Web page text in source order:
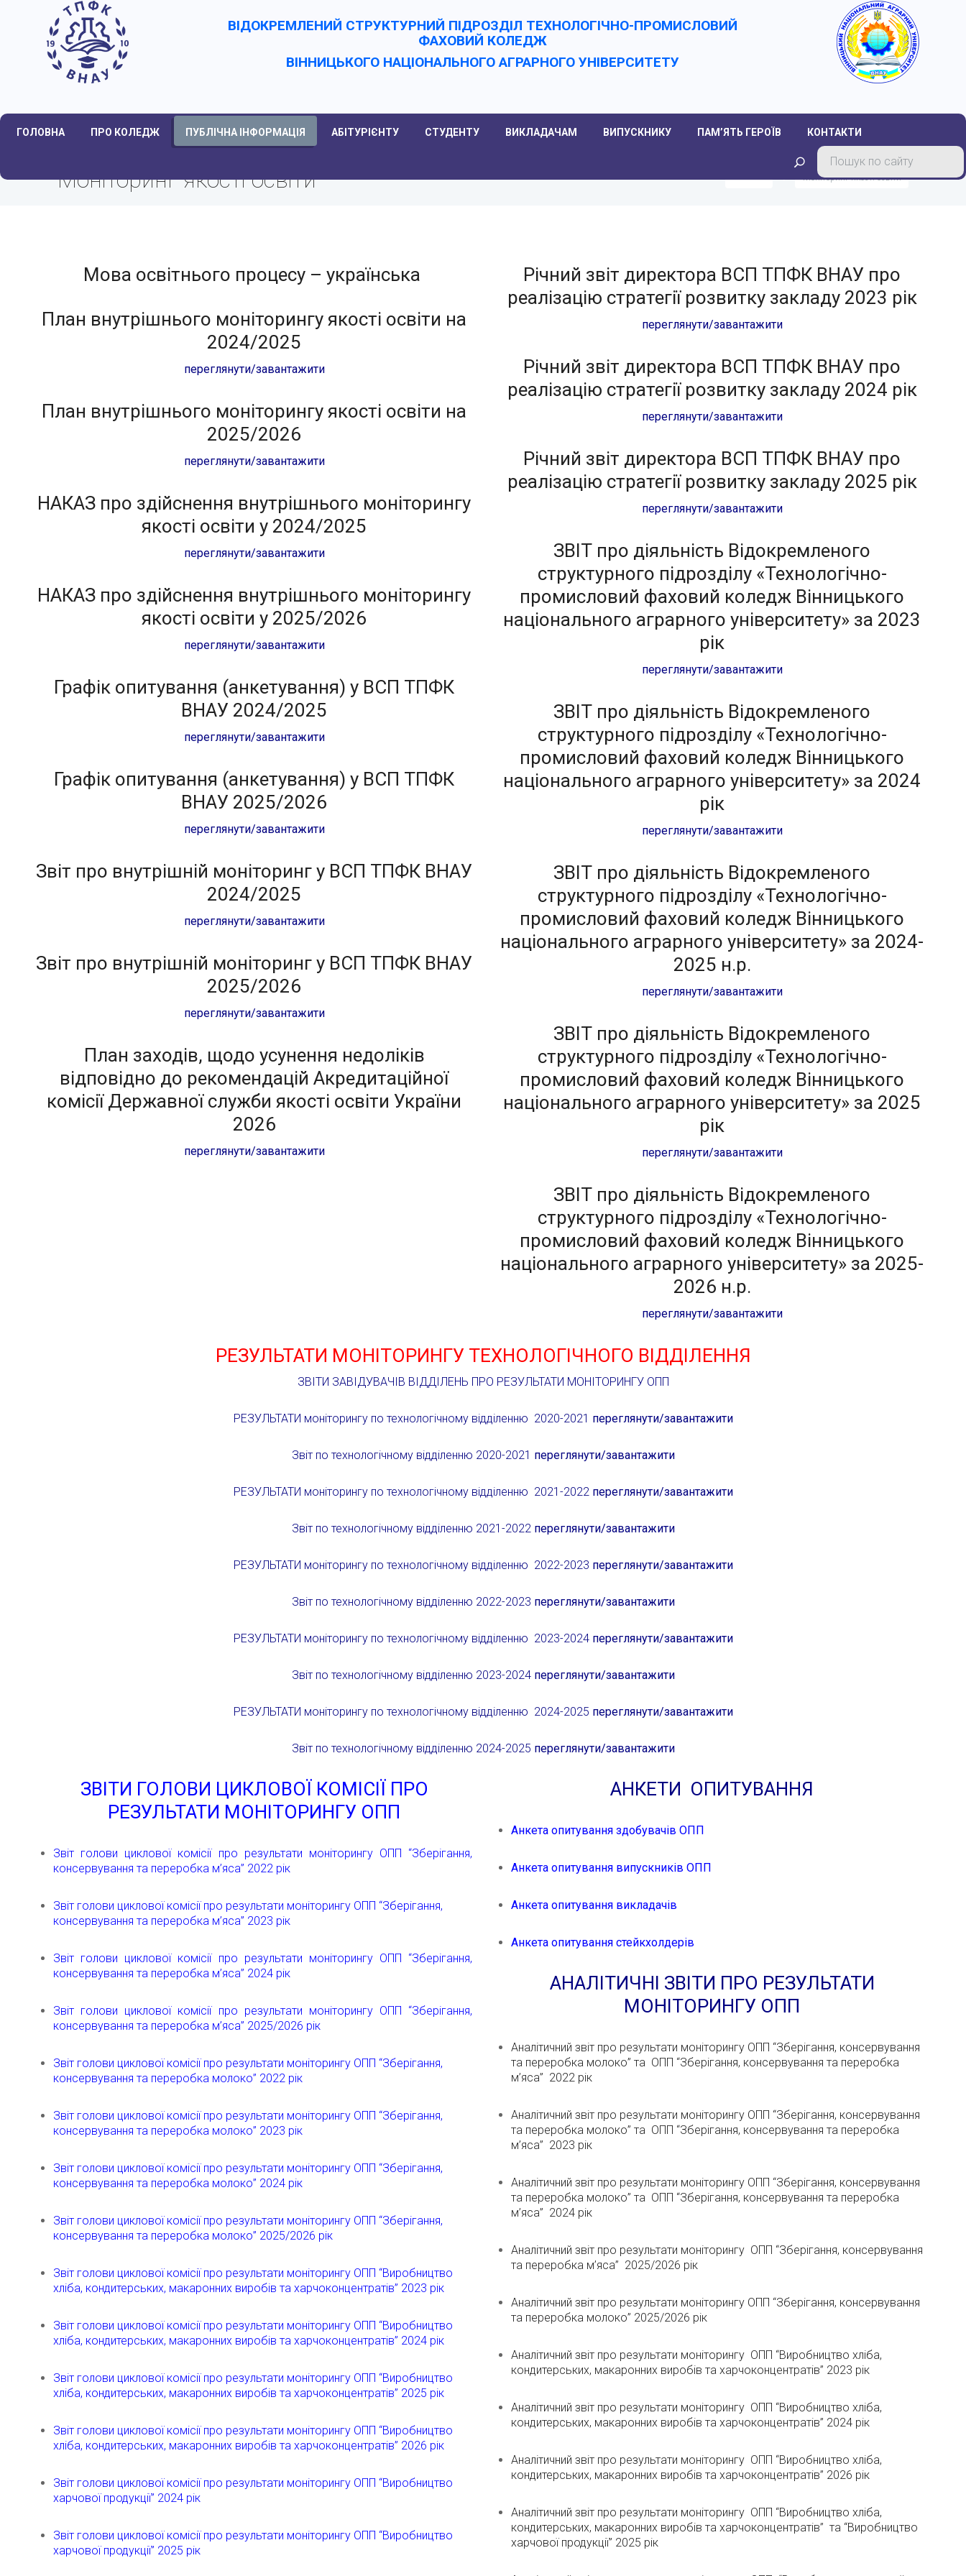
ВІДОКРЕМЛЕНИЙ СТРУКТУРНИЙ ПІДРОЗДІЛ ТЕХНОЛОГІЧНО-ПРОМИСЛОВИЙ
ФАХОВИЙ КОЛЕДЖ
ВІННИЦЬКОГО НАЦІОНАЛЬНОГО АГРАРНОГО УНІВЕРCИТЕТУ
ГОЛОВНА ПРО КОЛЕДЖ ПУБЛІЧНА ІНФОРМАЦІЯ АБІТУРІЄНТУ СТУДЕНТУ ВИКЛАДАЧАМ ВИПУСКНИКУ ПАМ’ЯТЬ ГЕРОЇВ КОНТАКТИ
Головна Моніторинг якості освіти
Моніторинг якості освіти
Мова освітнього процесу – українська
План внутрішнього моніторингу якості освіти на
2024/2025
переглянути/завантажити
План внутрішнього моніторингу якості освіти на
2025/2026
переглянути/завантажити
НАКАЗ про здійснення внутрішнього моніторингу
якості освіти у 2024/2025
переглянути/завантажити
НАКАЗ про здійснення внутрішнього моніторингу
якості освіти у 2025/2026
переглянути/завантажити
Графік опитування (анкетування) у ВСП ТПФК
ВНАУ 2024/2025
переглянути/завантажити
Графік опитування (анкетування) у ВСП ТПФК
ВНАУ 2025/2026
переглянути/завантажити
Звіт про внутрішній моніторинг у ВСП ТПФК ВНАУ
2024/2025
переглянути/завантажити
Звіт про внутрішній моніторинг у ВСП ТПФК ВНАУ
2025/2026
переглянути/завантажити
План заходів, щодо усунення недоліків
відповідно до рекомендацій Акредитаційної
комісії Державної служби якості освіти України
2026
переглянути/завантажити
Річний звіт директора ВСП ТПФК ВНАУ про
реалізацію стратегії розвитку закладу 2023 рік
переглянути/завантажити
Річний звіт директора ВСП ТПФК ВНАУ про
реалізацію стратегії розвитку закладу 2024 рік
переглянути/завантажити
Річний звіт директора ВСП ТПФК ВНАУ про
реалізацію стратегії розвитку закладу 2025 рік
переглянути/завантажити
ЗВІТ про діяльність Відокремленого
структурного підрозділу «Технологічно-
промисловий фаховий коледж Вінницького
національного аграрного університету» за 2023
рік
переглянути/завантажити
ЗВІТ про діяльність Відокремленого
структурного підрозділу «Технологічно-
промисловий фаховий коледж Вінницького
національного аграрного університету» за 2024
рік
переглянути/завантажити
ЗВІТ про діяльність Відокремленого
структурного підрозділу «Технологічно-
промисловий фаховий коледж Вінницького
національного аграрного університету» за 2024-
2025 н.р.
переглянути/завантажити
ЗВІТ про діяльність Відокремленого
структурного підрозділу «Технологічно-
промисловий фаховий коледж Вінницького
національного аграрного університету» за 2025
рік
переглянути/завантажити
ЗВІТ про діяльність Відокремленого
структурного підрозділу «Технологічно-
промисловий фаховий коледж Вінницького
національного аграрного університету» за 2025-
2026 н.р.
переглянути/завантажити
РЕЗУЛЬТАТИ МОНІТОРИНГУ ТЕХНОЛОГІЧНОГО ВІДДІЛЕННЯ
ЗВІТИ ЗАВІДУВАЧІВ ВІДДІЛЕНЬ ПРО РЕЗУЛЬТАТИ МОНІТОРИНГУ ОПП
РЕЗУЛЬТАТИ моніторингу по технологічному відділенню 2020-2021 переглянути/завантажити
Звіт по технологічному відділенню 2020-2021 переглянути/завантажити
РЕЗУЛЬТАТИ моніторингу по технологічному відділенню 2021-2022 переглянути/завантажити
Звіт по технологічному відділенню 2021-2022 переглянути/завантажити
РЕЗУЛЬТАТИ моніторингу по технологічному відділенню 2022-2023 переглянути/завантажити
Звіт по технологічному відділенню 2022-2023 переглянути/завантажити
РЕЗУЛЬТАТИ моніторингу по технологічному відділенню 2023-2024 переглянути/завантажити
Звіт по технологічному відділенню 2023-2024 переглянути/завантажити
РЕЗУЛЬТАТИ моніторингу по технологічному відділенню 2024-2025 переглянути/завантажити
Звіт по технологічному відділенню 2024-2025 переглянути/завантажити
ЗВІТИ ГОЛОВИ ЦИКЛОВОЇ КОМІСІЇ ПРО
РЕЗУЛЬТАТИ МОНІТОРИНГУ ОПП
Звіт голови циклової комісії про результати моніторингу ОПП “Зберігання,
консервування та переробка м’яса” 2022 рік
Звіт голови циклової комісії про результати моніторингу ОПП “Зберігання,
консервування та переробка м’яса” 2023 рік
Звіт голови циклової комісії про результати моніторингу ОПП “Зберігання,
консервування та переробка м’яса” 2024 рік
Звіт голови циклової комісії про результати моніторингу ОПП “Зберігання,
консервування та переробка м’яса” 2025/2026 рік
Звіт голови циклової комісії про результати моніторингу ОПП “Зберігання,
консервування та переробка молоко” 2022 рік
Звіт голови циклової комісії про результати моніторингу ОПП “Зберігання,
консервування та переробка молоко” 2023 рік
Звіт голови циклової комісії про результати моніторингу ОПП “Зберігання,
консервування та переробка молоко” 2024 рік
Звіт голови циклової комісії про результати моніторингу ОПП “Зберігання,
консервування та переробка молоко” 2025/2026 рік
Звіт голови циклової комісії про результати моніторингу ОПП “Виробництво
хліба, кондитерських, макаронних виробів та харчоконцентратів” 2023 рік
Звіт голови циклової комісії про результати моніторингу ОПП “Виробництво
хліба, кондитерських, макаронних виробів та харчоконцентратів” 2024 рік
Звіт голови циклової комісії про результати моніторингу ОПП “Виробництво
хліба, кондитерських, макаронних виробів та харчоконцентратів” 2025 рік
Звіт голови циклової комісії про результати моніторингу ОПП “Виробництво
хліба, кондитерських, макаронних виробів та харчоконцентратів” 2026 рік
Звіт голови циклової комісії про результати моніторингу ОПП “Виробництво
харчової продукції” 2024 рік
Звіт голови циклової комісії про результати моніторингу ОПП “Виробництво
харчової продукції” 2025 рік
АНКЕТИ ОПИТУВАННЯ
Анкета опитування здобувачів ОПП
Анкета опитування випускників ОПП
Анкета опитування викладачів
Анкета опитування стейкхолдерів
АНАЛІТИЧНІ ЗВІТИ ПРО РЕЗУЛЬТАТИ
МОНІТОРИНГУ ОПП
Аналітичний звіт про результати моніторингу ОПП “Зберігання, консервування
та переробка молоко” та ОПП “Зберігання, консервування та переробка
м’яса” 2022 рік
Аналітичний звіт про результати моніторингу ОПП “Зберігання, консервування
та переробка молоко” та ОПП “Зберігання, консервування та переробка
м’яса” 2023 рік
Аналітичний звіт про результати моніторингу ОПП “Зберігання, консервування
та переробка молоко” та ОПП “Зберігання, консервування та переробка
м’яса” 2024 рік
Аналітичний звіт про результати моніторингу ОПП “Зберігання, консервування
та переробка м’яса” 2025/2026 рік
Аналітичний звіт про результати моніторингу ОПП “Зберігання, консервування
та переробка молоко” 2025/2026 рік
Аналітичний звіт про результати моніторингу ОПП “Виробництво хліба,
кондитерських, макаронних виробів та харчоконцентратів” 2023 рік
Аналітичний звіт про результати моніторингу ОПП “Виробництво хліба,
кондитерських, макаронних виробів та харчоконцентратів” 2024 рік
Аналітичний звіт про результати моніторингу ОПП “Виробництво хліба,
кондитерських, макаронних виробів та харчоконцентратів” 2026 рік
Аналітичний звіт про результати моніторингу ОПП “Виробництво хліба,
кондитерських, макаронних виробів та харчоконцентратів” та “Виробництво
харчової продукції” 2025 рік